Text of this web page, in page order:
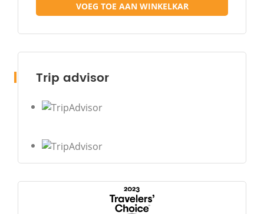
VOEG TOE AAN WINKELKAR
Trip advisor